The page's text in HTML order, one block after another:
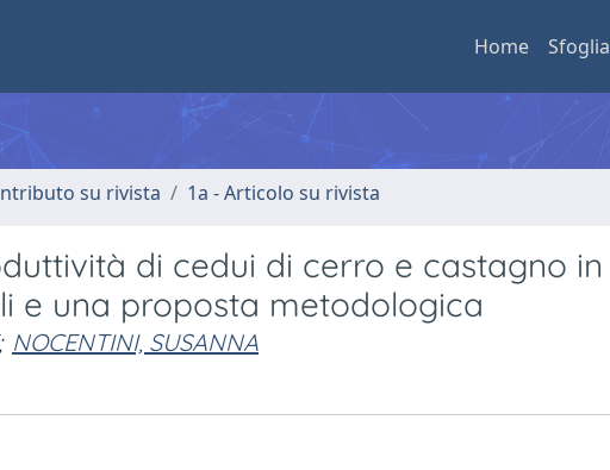
Home Sfoglia
su rivista 1a - Articolo su rivista
di cedui di cerro e castagno in
e una proposta metodologica
NOCENTINI, SUSANNA